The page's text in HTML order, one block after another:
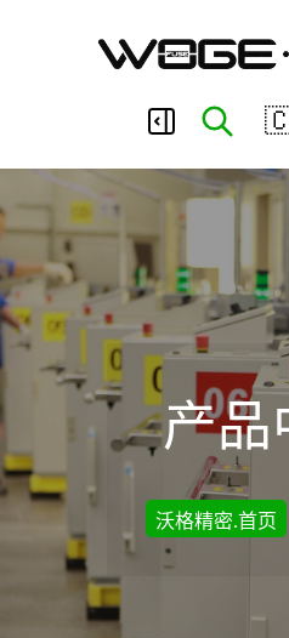
莞
市
沃
格
精
产品
沃格精密.首页